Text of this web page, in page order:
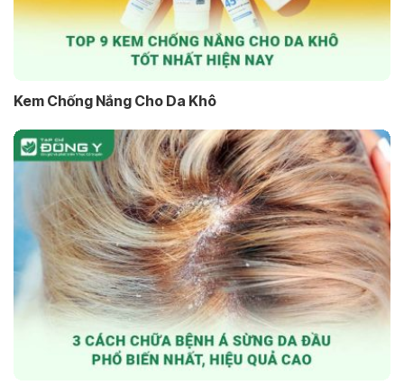
Kem Chống Nắng Cho Da Khô